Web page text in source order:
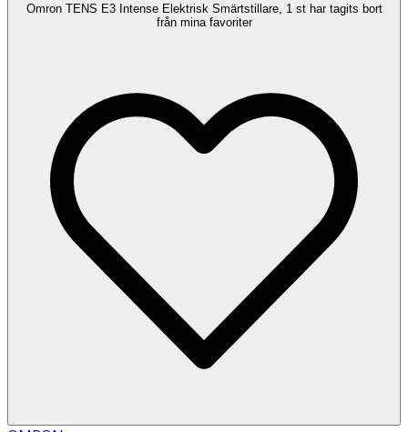
Omron TENS E3 Intense Elektrisk Smärtstillare, 1 st har tagits bort
från mina favoriter